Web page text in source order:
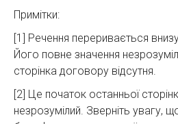
Примітки:
[1] Речення переривається
Його повне значення
сторінка договору відсутня.
[2] Це початок останньої
незрозумілий. Зверніть увагу,